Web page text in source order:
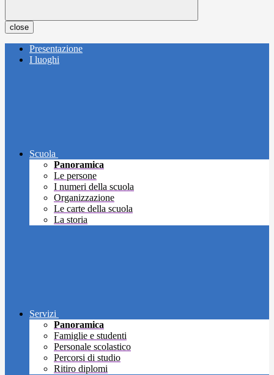
close
Presentazione
I luoghi
Scuola
Panoramica
Le persone
I numeri della scuola
Organizzazione
Le carte della scuola
La storia
Servizi
Panoramica
Famiglie e studenti
Personale scolastico
Percorsi di studio
Ritiro diplomi